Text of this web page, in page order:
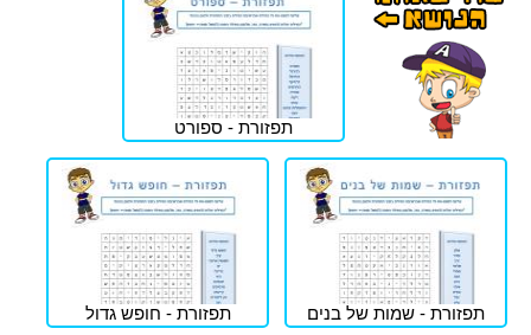
תפזורת - ספורט
תפזורת - שמות של בנים תפזורת - חופש גדול